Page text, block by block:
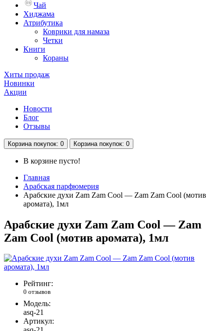
Чай
Хиджама
Атрибутика
Коврики для намаза
Четки
Книги
Кораны
Хиты продаж
Новинки
Акции
Новости
Блог
Отзывы
Корзина покупок: 0 Корзина покупок: 0
В корзине пусто!
Главная
Арабская парфюмерия
Арабские духи Zam Zam Cool — Zam Zam Cool (мотив
аромата), 1мл
Арабские духи Zam Zam Cool — Zam
Zam Cool (мотив аромата), 1мл
Рейтинг:
0 отзывов
Модель:
asq-21
Артикул: